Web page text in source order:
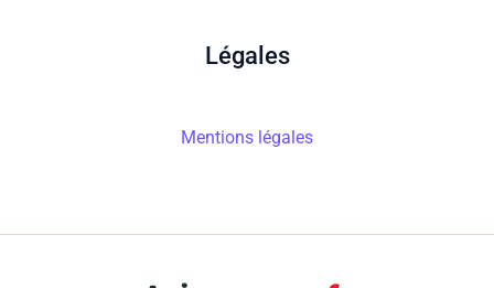
Légales
Mentions légales